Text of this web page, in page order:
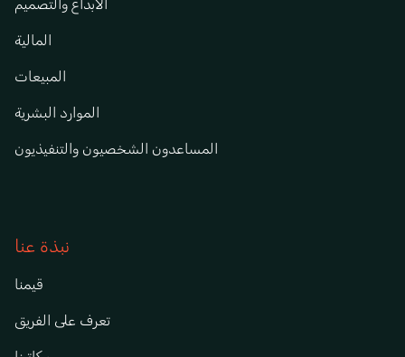
الابداع والتصميم
المالية
المبيعات
الموارد البشرية
المساعدون الشخصيون والتنفيذيون
نبذة عنا
قيمنا
تعرف على الفريق